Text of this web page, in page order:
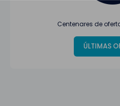
Centenares de
ÚLTIMAS